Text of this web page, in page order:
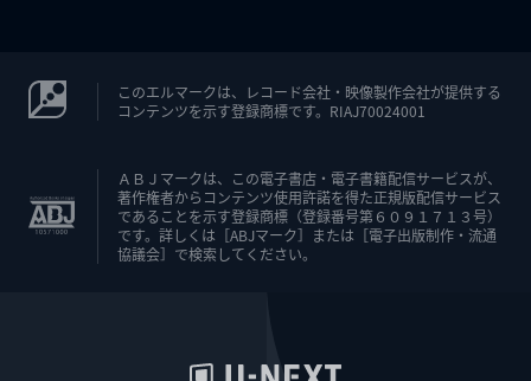
このエルマークは、レコード会社・映像製作会社が提供する
コンテンツを示す登録商標です。RIAJ70024001
ＡＢＪマークは、この電子書店・電子書籍配信サービスが、
著作権者からコンテンツ使用許諾を得た正規版配信サービス
であることを示す登録商標（登録番号第６０９１７１３号）
です。詳しくは［ABJマーク］または［電子出版制作・流通
協議会］で検索してください。